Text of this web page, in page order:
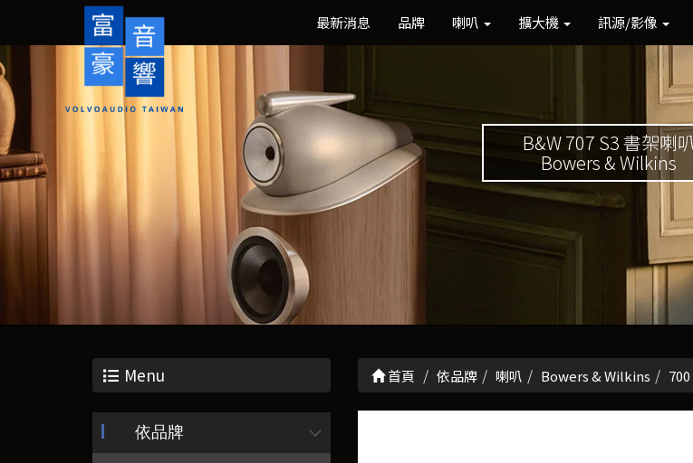
最新消息 品牌 喇叭 擴大機 訊源/影像
B&W 707 S3 書架喇叭
Bowers & Wilkins
Menu
依品牌
首頁 依品牌 喇叭 Bowers & Wilkins